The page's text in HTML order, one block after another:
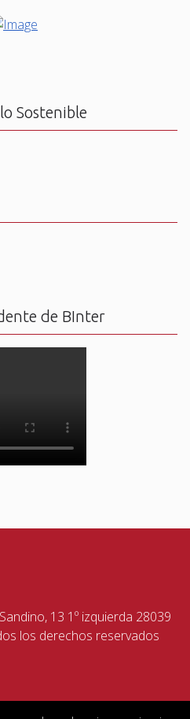
Sostenible
de BInter
13 1º izquierda 28039
los derechos reservados